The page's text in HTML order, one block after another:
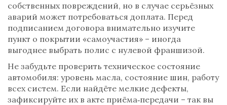
собственных повреждений, но в случае серьёзных
аварий может потребоваться доплата. Перед
подписанием договора внимательно изучите
пункт о покрытии «самоучастия» – иногда
выгоднее выбрать полис с нулевой франшизой.
Не забудьте проверить техническое состояние
автомобиля: уровень масла, состояние шин, работу
всех систем. Если найдёте мелкие дефекты,
зафиксируйте их в акте приёма‑передачи – так вы